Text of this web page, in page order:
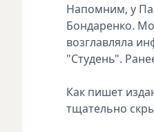
Напомним, у
Бондаренко.
возглавляла
"Студень".
Как пишет
тщательно